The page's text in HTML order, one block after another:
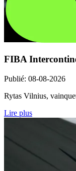
FIBA
Publié: 08-08-2026
Rytas Vilnius,
Lire plus